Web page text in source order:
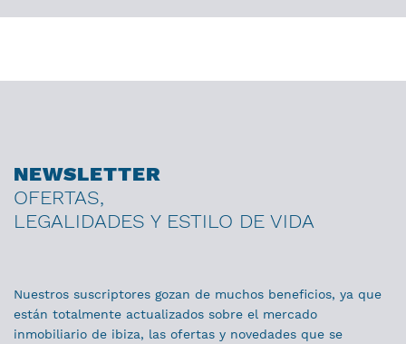
NEWSLETTER
OFERTAS,
LEGALIDADES Y ESTILO DE VIDA
Nuestros suscriptores gozan de muchos beneficios, ya que
están totalmente actualizados sobre el mercado
inmobiliario de ibiza, las ofertas y novedades que se